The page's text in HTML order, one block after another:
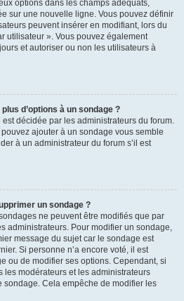
options dans les champs adéquats,
sur une nouvelle ligne. Vous pouvez définir
peuvent insérer en modifiant, lors du
utilisateur ». Vous pouvez également
et autoriser ou non les utilisateurs à
d’options à un sondage ?
est décidée par les administrateurs du forum.
ajouter à un sondage vous semble
à un administrateur du forum s’il est
un sondage ?
ne peuvent être modifiés que par
administrateurs. Pour modifier un sondage,
message du sujet car le sondage est
Si personne n’a encore voté, il est
ou de modifier ses options. Cependant, si
les modérateurs et les administrateurs
sondage. Cela empêche de modifier les